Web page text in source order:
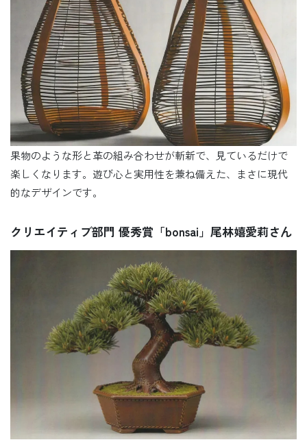
果物のような形と革の組み合わせが斬新で、見ているだけで
楽しくなります。遊び心と実用性を兼ね備えた、まさに現代
的なデザインです。
クリエイティブ部門 優秀賞「bonsai」尾林嬉愛莉さん